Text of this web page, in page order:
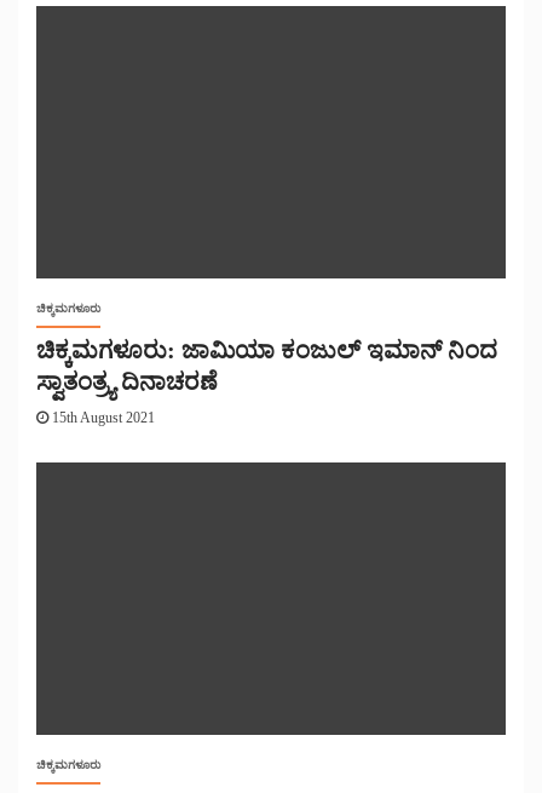
ಚಿಕ್ಕಮಗಳೂರು
ಚಿಕ್ಕಮಗಳೂರು: ಜಾಮಿಯಾ ಕಂಜುಲ್ ಇಮಾನ್ ನಿಂದ
ಸ್ವಾತಂತ್ರ್ಯ ದಿನಾಚರಣೆ
15th August 2021
ಚಿಕ್ಕಮಗಳೂರು